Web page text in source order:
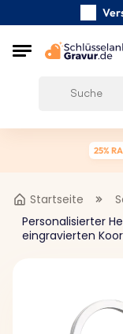
25%
Startseite
Personalisierter
eingravierten